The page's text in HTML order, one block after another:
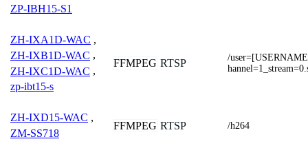
ZP-IBH15-S1
ZH-IXA1D-WAC ,
ZH-IXB1D-WAC ,
ZH-IXC1D-WAC ,
zp-ibt15-s
FFMPEG RTSP
/
ZH-IXD15-WAC ,
ZM-SS718
FFMPEG RTSP /h264